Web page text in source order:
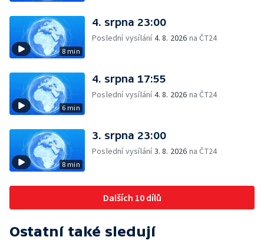
8 min
4. srpna 23:00
Poslední vysílání4. 8. 2026 na ČT24
6 min
4. srpna 17:55
Poslední vysílání4. 8. 2026 na ČT24
8 min
3. srpna 23:00
Poslední vysílání3. 8. 2026 na ČT24
Dalších 10 dílů
Ostatní také sledují